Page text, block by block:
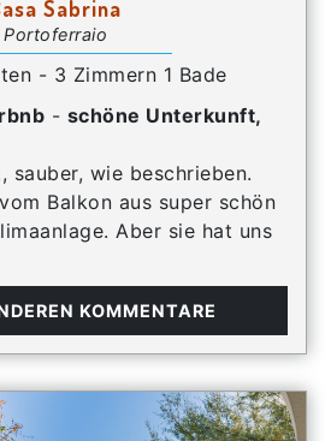
Sabrina
Portoferraio
- 3 Zimmern 1 Bade
- schöne Unterkunft,
sauber, wie beschrieben.
Balkon aus super schön
Aber sie hat uns
KOMMENTARE